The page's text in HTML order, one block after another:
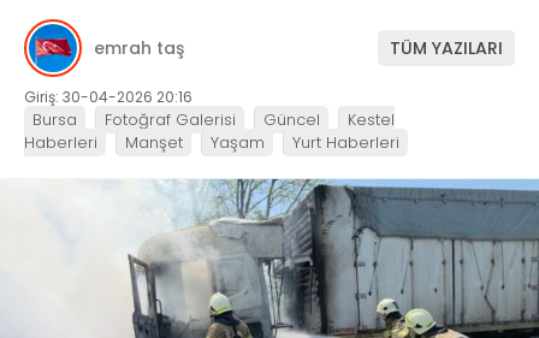
emrah taş TÜM YAZILARI
Giriş: 30-04-2026 20:16
Bursa Fotoğraf Galerisi Güncel
Kestel
Haberleri
Manşet Yaşam Yurt Haberleri